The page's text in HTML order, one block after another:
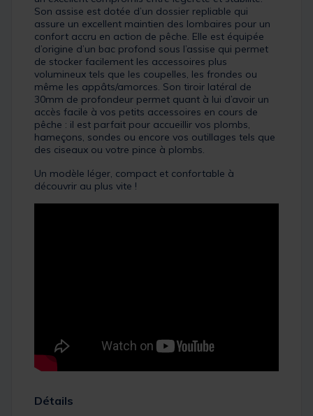
Son assise est dotée d’un dossier repliable qui
assure un excellent maintien des lombaires pour un
confort accru en action de pêche. Elle est équipée
d’origine d’un bac profond sous l’assise qui permet
de stocker facilement les accessoires plus
volumineux tels que les coupelles, les frondes ou
même les appâts/amorces. Son tiroir latéral de
30mm de profondeur permet quant à lui d’avoir un
accès facile à vos petits accessoires en cours de
pêche : il est parfait pour accueillir vos plombs,
hameçons, sondes ou encore vos outillages tels que
des ciseaux ou votre pince à plombs.
Un modèle léger, compact et confortable à
découvrir au plus vite !
Détails